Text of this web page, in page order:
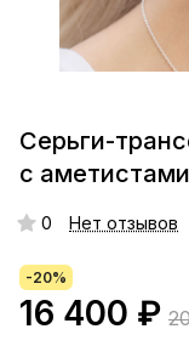
Серьги-
с аметистами
0 Нет отзывов
-20%
16 400 ₽